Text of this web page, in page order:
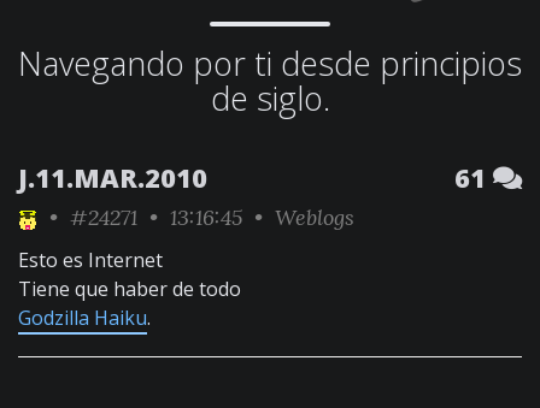
Navegando por ti desde principios
de siglo.
J.11.MAR.2010 61
• #24271 • 13:16:45 • Weblogs
Esto es Internet
Tiene que haber de todo
Godzilla Haiku.